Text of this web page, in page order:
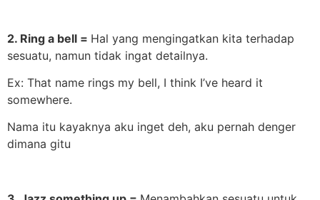
2. Ring a bell = Hal yang mengingatkan kita terhadap
sesuatu, namun tidak ingat detailnya.
Ex: That name rings my bell, I think I’ve heard it
somewhere.
Nama itu kayaknya aku inget deh, aku pernah denger
dimana gitu